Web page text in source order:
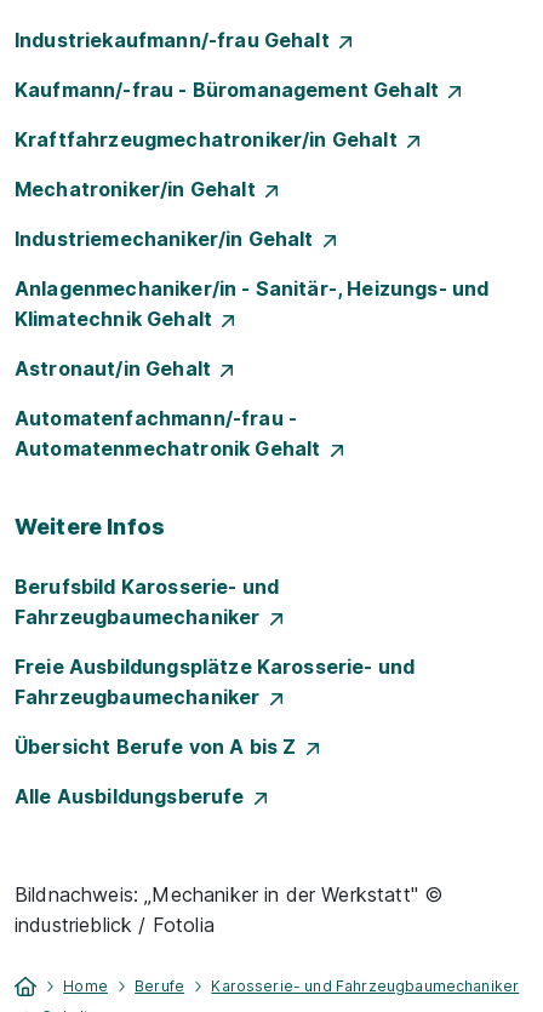
Industriekaufmann/-frau Gehalt
Kaufmann/-frau - Büromanagement Gehalt
Kraftfahrzeugmechatroniker/in Gehalt
Mechatroniker/in Gehalt
Industriemechaniker/in Gehalt
Anlagenmechaniker/in - Sanitär-, Heizungs- und
Klimatechnik Gehalt
Astronaut/in Gehalt
Automatenfachmann/-frau -
Automatenmechatronik Gehalt
Weitere Infos
Berufsbild Karosserie- und
Fahrzeugbaumechaniker
Freie Ausbildungsplätze Karosserie- und
Fahrzeugbaumechaniker
Übersicht Berufe von A bis Z
Alle Ausbildungsberufe
Bildnachweis: „Mechaniker in der Werkstatt" ©
industrieblick / Fotolia
Home Berufe
Karosserie- und Fahrzeugbaumechaniker